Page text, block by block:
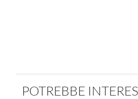
POTREBBE